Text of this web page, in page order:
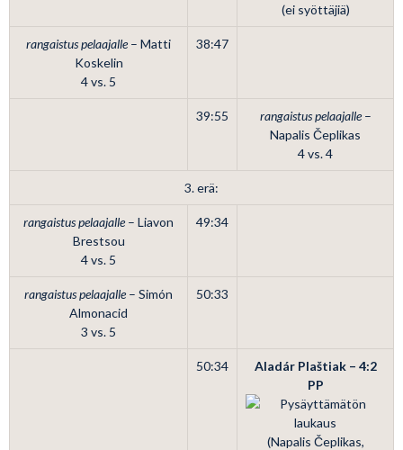
(ei syöttäjiä)
rangaistus pelaajalle– Matti
Koskelin
4 vs. 5
38:47
39:55 rangaistus pelaajalle–
Napalis Čeplikas
4 vs. 4
3. erä:
rangaistus pelaajalle– Liavon
Brestsou
4 vs. 5
49:34
rangaistus pelaajalle– Simón
Almonacid
3 vs. 5
50:33
50:34
Aladár Plaštiak – 4:2
PP
(Napalis Čeplikas,